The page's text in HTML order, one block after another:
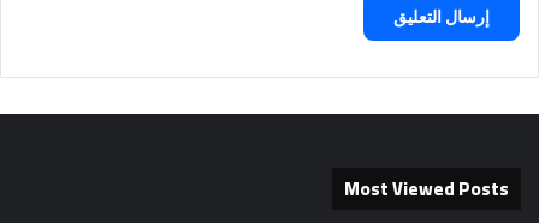
Most Viewed Posts